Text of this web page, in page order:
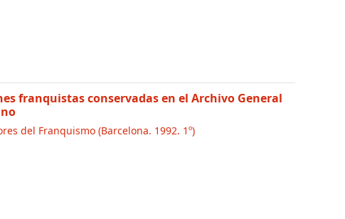
franquistas conservadas en el Archivo General
del Franquismo(Barcelona. 1992. 1º)